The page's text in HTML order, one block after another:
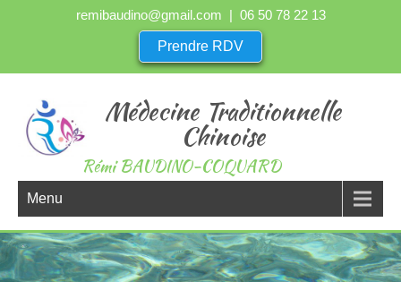
remibaudino@gmail.com | 06 50 78 22 13
Prendre RDV
Médecine Traditionnelle
Chinoise
Rémi BAUDINO-COQUARD
Menu